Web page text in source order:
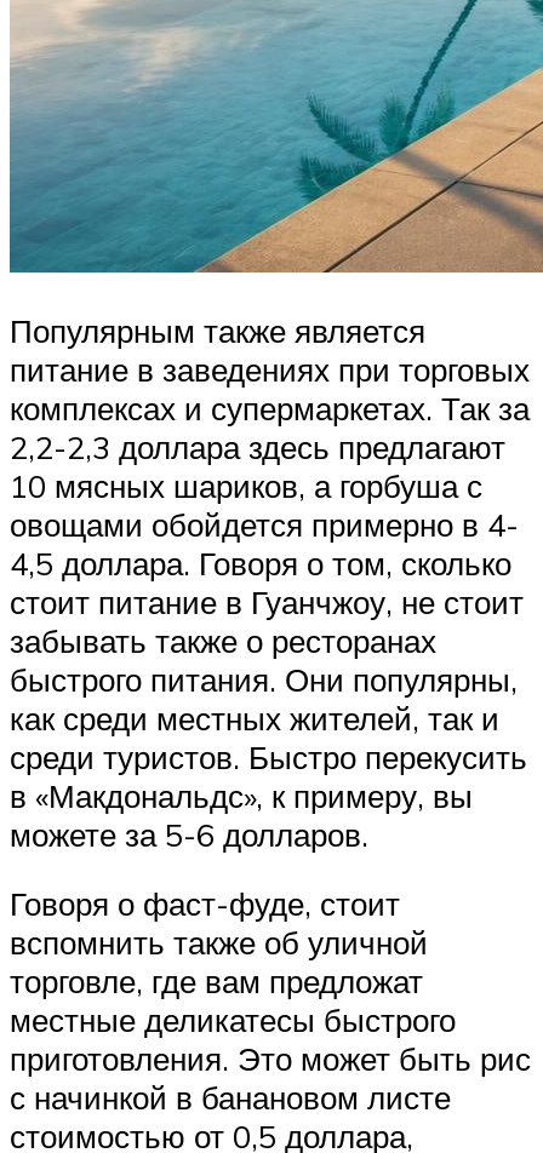
Популярным также является
питание в заведениях при торговых
комплексах и супермаркетах. Так за
2,2-2,3 доллара здесь предлагают
10 мясных шариков, а горбуша с
овощами обойдется примерно в 4-
4,5 доллара. Говоря о том, сколько
стоит питание в Гуанчжоу, не стоит
забывать также о ресторанах
быстрого питания. Они популярны,
как среди местных жителей, так и
среди туристов. Быстро перекусить
в «Макдональдс», к примеру, вы
можете за 5-6 долларов.
Говоря о фаст-фуде, стоит
вспомнить также об уличной
торговле, где вам предложат
местные деликатесы быстрого
приготовления. Это может быть рис
с начинкой в банановом листе
стоимостью от 0,5 доллара,